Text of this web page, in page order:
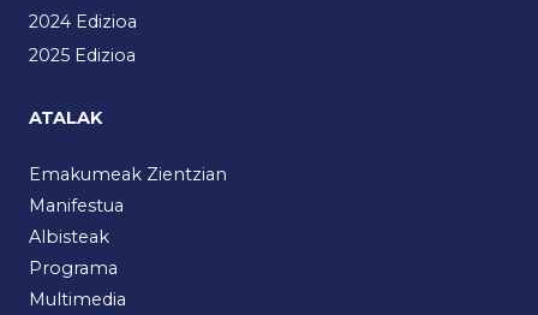
2024 Edizioa
2025 Edizioa
ATALAK
Emakumeak Zientzian
Manifestua
Albisteak
Programa
Multimedia